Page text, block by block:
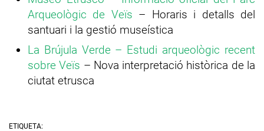
Arqueològic de Veïs – Horaris i detalls del
santuari i la gestió museística
La Brújula Verde – Estudi arqueològic recent
sobre Veïs – Nova interpretació històrica de la
ciutat etrusca
ETIQUETA: